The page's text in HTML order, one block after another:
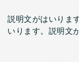
説明文がはいりま
いります。説明文